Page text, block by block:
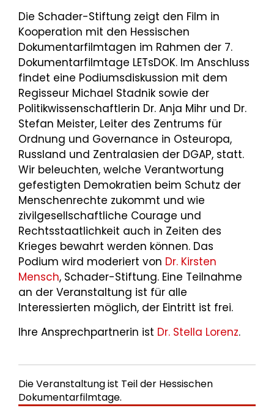
Die Schader-Stiftung zeigt den Film in
Kooperation mit den Hessischen
Dokumentarfilmtagen im Rahmen der 7.
Dokumentarfilmtage LETsDOK. Im Anschluss
findet eine Podiumsdiskussion mit dem
Regisseur Michael Stadnik sowie der
Politikwissenschaftlerin Dr. Anja Mihr und Dr.
Stefan Meister, Leiter des Zentrums für
Ordnung und Governance in Osteuropa,
Russland und Zentralasien der DGAP, statt.
Wir beleuchten, welche Verantwortung
gefestigten Demokratien beim Schutz der
Menschenrechte zukommt und wie
zivilgesellschaftliche Courage und
Rechtsstaatlichkeit auch in Zeiten des
Krieges bewahrt werden können. Das
Podium wird moderiert von Dr. Kirsten
Mensch, Schader-Stiftung. Eine Teilnahme
an der Veranstaltung ist für alle
Interessierten möglich, der Eintritt ist frei.
Ihre Ansprechpartnerin ist Dr. Stella Lorenz.
Die Veranstaltung ist Teil der Hessischen
Dokumentarfilmtage.